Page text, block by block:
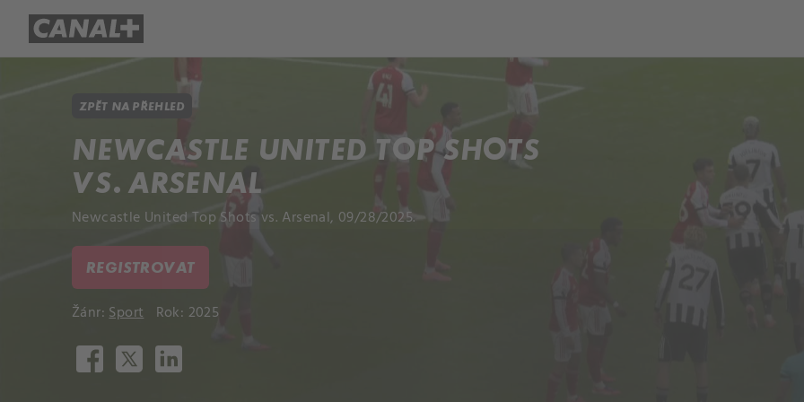
ZPĚT NA PŘEHLED
NEWCASTLE UNITED TOP SHOTS
VS. ARSENAL
Newcastle United Top Shots vs. Arsenal, 09/28/2025.
REGISTROVAT
Žánr:Sport Rok: 2025